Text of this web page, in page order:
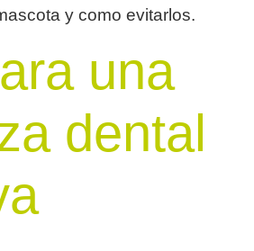
y como evitarlos.
una
dental